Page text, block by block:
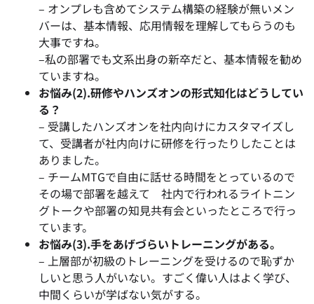
– オンプレも含めてシステム構築の経験が無いメン
バーは、基本情報、応用情報を理解してもらうのも
大事ですね。
–私の部署でも文系出身の新卒だと、基本情報を勧め
ていますね。
お悩み(2).研修やハンズオンの形式知化はどうしてい
る？
– 受講したハンズオンを社内向けにカスタマイズし
て、受講者が社内向けに研修を行ったりしたことは
ありました。
– チームMTGで自由に話せる時間をとっているので
その場で部署を越えて 社内で行われるライトニン
グトークや部署の知見共有会といったところで行っ
ています。
お悩み(3).手をあげづらいトレーニングがある。
– 上層部が初級のトレーニングを受けるので恥ずか
しいと思う人がいない。すごく偉い人はよく学び、
中間くらいが学ばない気がする。